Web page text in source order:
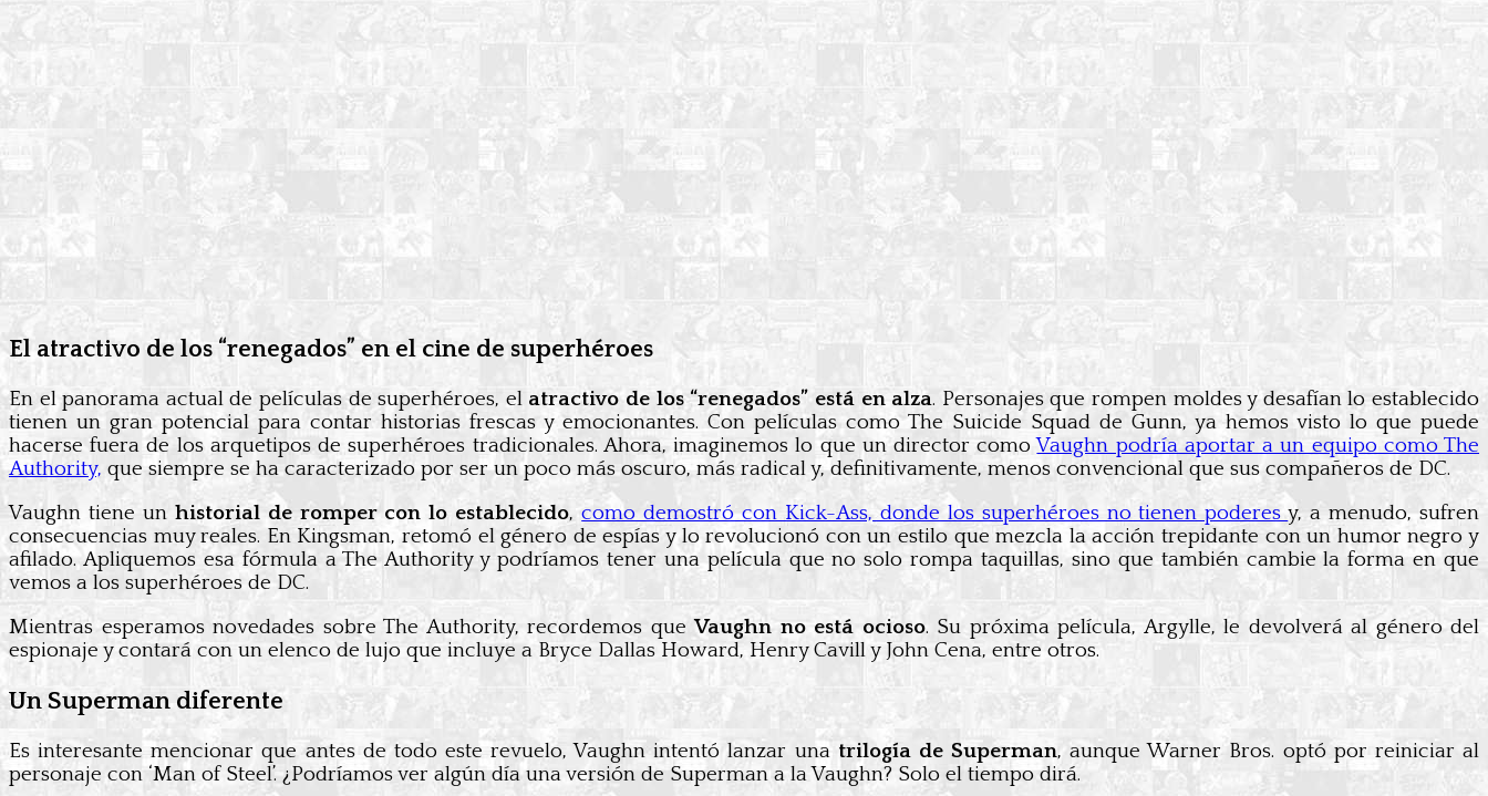
El atractivo de los “renegados” en el cine de superhéroes
En el panorama actual de películas de superhéroes, el atractivo de los “renegados” está en alza. Personajes que rompen moldes y desafían lo establecido
tienen un gran potencial para contar historias frescas y emocionantes. Con películas como The Suicide Squad de Gunn, ya hemos visto lo que puede
hacerse fuera de los arquetipos de superhéroes tradicionales. Ahora, imaginemos lo que un director comoVaughn podría aportar a un equipo como The
Authority, que siempre se ha caracterizado por ser un poco más oscuro, más radical y, definitivamente, menos convencional que sus compañeros de DC.
Vaughn tiene un historial de romper con lo establecido,como demostró con Kick-Ass, donde los superhéroes no tienen poderesy, a menudo, sufren
consecuencias muy reales. En Kingsman, retomó el género de espías y lo revolucionó con un estilo que mezcla la acción trepidante con un humor negro y
afilado. Apliquemos esa fórmula a The Authority y podríamos tener una película que no solo rompa taquillas, sino que también cambie la forma en que
vemos a los superhéroes de DC.
Mientras esperamos novedades sobre The Authority, recordemos queVaughn no está ocioso. Su próxima película, Argylle, le devolverá al género del
espionaje y contará con un elenco de lujo que incluye a Bryce Dallas Howard, Henry Cavill y John Cena, entre otros.
Un Superman diferente
Es interesante mencionar que antes de todo este revuelo, Vaughn intentó lanzar una trilogía de Superman, aunque Warner Bros. optó por reiniciar al
personaje con ‘Man of Steel’. ¿Podríamos ver algún día una versión de Superman a la Vaughn? Solo el tiempo dirá.